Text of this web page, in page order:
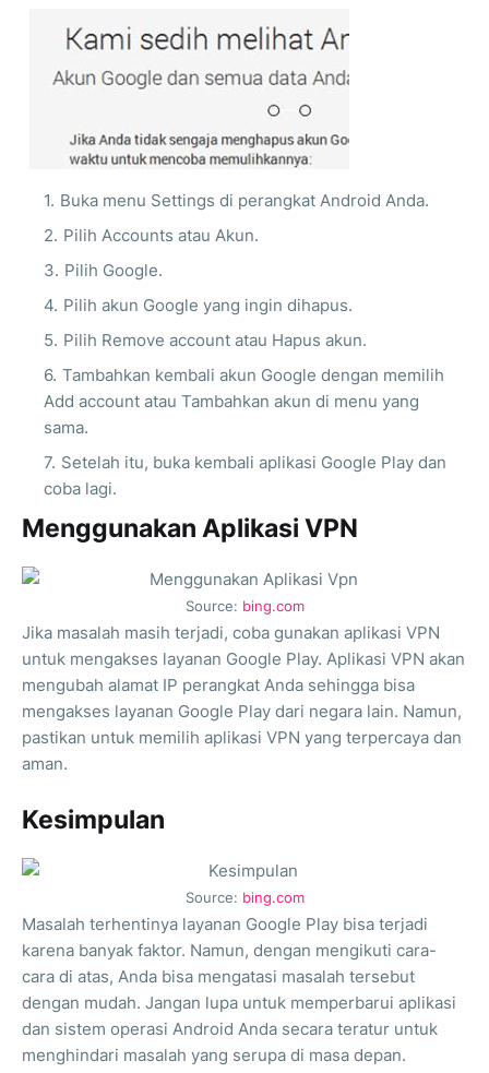
Buka menu Settings di perangkat Android Anda.
Pilih Accounts atau Akun.
Pilih Google.
Pilih akun Google yang ingin dihapus.
Pilih Remove account atau Hapus akun.
Tambahkan kembali akun Google dengan memilih
Add account atau Tambahkan akun di menu yang
sama.
Setelah itu, buka kembali aplikasi Google Play dan
coba lagi.
Menggunakan Aplikasi VPN
Source: bing.com
Jika masalah masih terjadi, coba gunakan aplikasi VPN
untuk mengakses layanan Google Play. Aplikasi VPN akan
mengubah alamat IP perangkat Anda sehingga bisa
mengakses layanan Google Play dari negara lain. Namun,
pastikan untuk memilih aplikasi VPN yang terpercaya dan
aman.
Kesimpulan
Source: bing.com
Masalah terhentinya layanan Google Play bisa terjadi
karena banyak faktor. Namun, dengan mengikuti cara-
cara di atas, Anda bisa mengatasi masalah tersebut
dengan mudah. Jangan lupa untuk memperbarui aplikasi
dan sistem operasi Android Anda secara teratur untuk
menghindari masalah yang serupa di masa depan.